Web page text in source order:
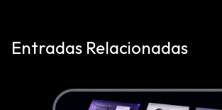
Entradas Relacionadas